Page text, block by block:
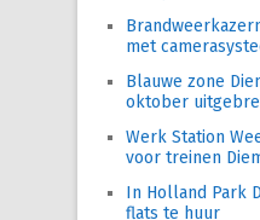
met
Blauwe zone
oktober
Werk Station
voor treinen
In Holland Park
flats te huur